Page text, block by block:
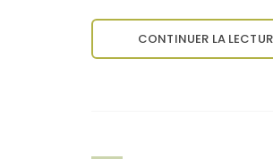
CONTINUER LA